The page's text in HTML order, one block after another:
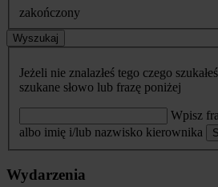
zakończony
Wyszukaj
Jeżeli nie znalazłeś tego czego
szukane słowo lub frazę poniżej
Wpisz
albo imię i/lub nazwisko kierownika
Wydarzenia